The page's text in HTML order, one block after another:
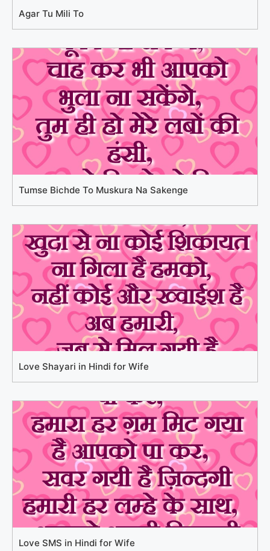
Agar Tu Mili To
Tumse Bichde To Muskura Na Sakenge
Love Shayari in Hindi for Wife
Love SMS in Hindi for Wife